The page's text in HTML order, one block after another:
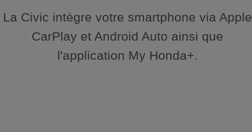
La Civic intègre votre smartphone via Apple
CarPlay et Android Auto ainsi que
l'application My Honda+.